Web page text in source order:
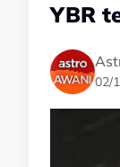
YBR
02/